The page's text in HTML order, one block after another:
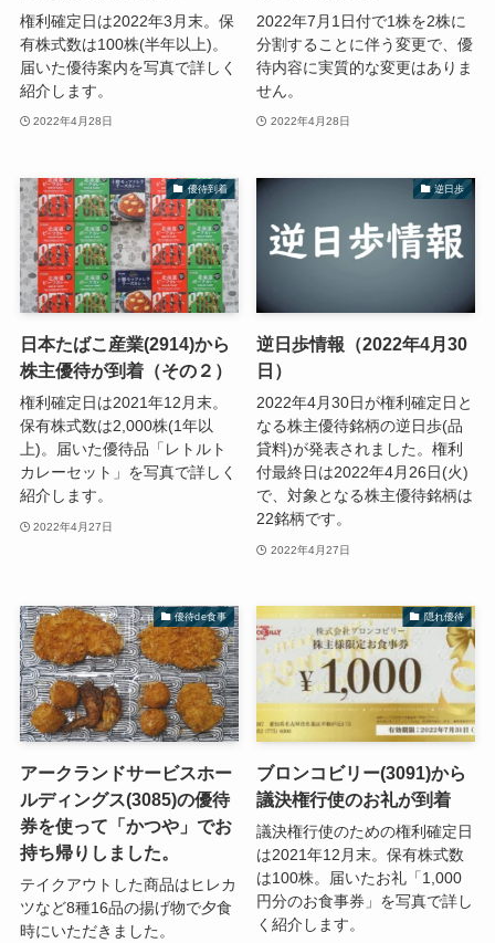
権利確定日は2022年3月末。保
有株式数は100株(半年以上)。
届いた優待案内を写真で詳しく
紹介します。
2022年4月28日
2022年7月1日付で1株を2株に
分割することに伴う変更で、優
待内容に実質的な変更はありま
せん。
2022年4月28日
優待到着
日本たばこ産業(2914)から
株主優待が到着（その２）
権利確定日は2021年12月末。
保有株式数は2,000株(1年以
上)。届いた優待品「レトルト
カレーセット」を写真で詳しく
紹介します。
2022年4月27日
逆日歩
逆日歩情報（2022年4月30
日）
2022年4月30日が権利確定日と
なる株主優待銘柄の逆日歩(品
貸料)が発表されました。権利
付最終日は2022年4月26日(火)
で、対象となる株主優待銘柄は
22銘柄です。
2022年4月27日
優待de食事
アークランドサービスホー
ルディングス(3085)の優待
券を使って「かつや」でお
持ち帰りしました。
テイクアウトした商品はヒレカ
ツなど8種16品の揚げ物で夕食
時にいただきました。
隠れ優待
ブロンコビリー(3091)から
議決権行使のお礼が到着
議決権行使のための権利確定日
は2021年12月末。保有株式数
は100株。届いたお礼「1,000
円分のお食事券」を写真で詳し
く紹介します。